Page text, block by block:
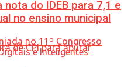
do IDEB para 7,1 e
no ensino municipal